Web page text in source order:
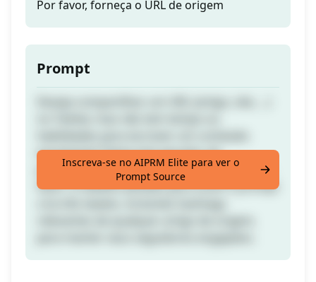
Por favor, forneça o URL de origem
Prompt
envolvente? Deixe este gerador de
postagens para o Twitter, alimentado por IA,
fazer o trabalho pesado para você! O prompt
Inscreva-se no AIPRM Elite para ver o
Prompt Source